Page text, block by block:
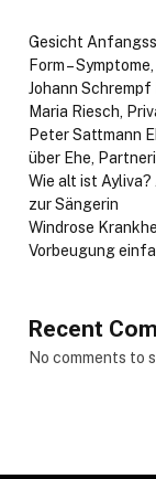
Gesicht
Form –
Johann
Maria Riesch,
Peter Sattmann
über Ehe,
Wie alt ist
zur Sängerin
Windrose
Vorbeugung
Recent
No comments to